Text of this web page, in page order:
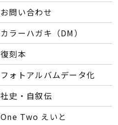
お問い合わせ
カラーハガキ（DM）
復刻本
フォトアルバムデータ化
社史・自叙伝
One Two えいと